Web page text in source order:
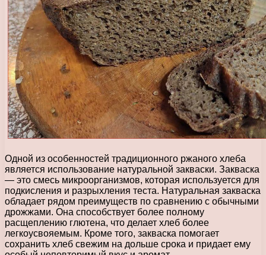
Одной из особенностей традиционного ржаного хлеба
является использование натуральной закваски. Закваска
— это смесь микроорганизмов, которая используется для
подкисления и разрыхления теста. Натуральная закваска
обладает рядом преимуществ по сравнению с обычными
дрожжами. Она способствует более полному
расщеплению глютена, что делает хлеб более
легкоусвояемым. Кроме того, закваска помогает
сохранить хлеб свежим на дольше срока и придает ему